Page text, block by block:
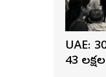
UAE:
43